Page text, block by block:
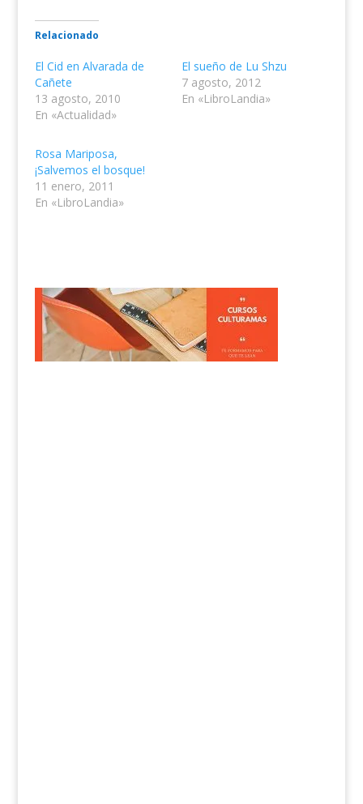
Relacionado
El Cid en Alvarada de
Cañete
13 agosto, 2010
En «Actualidad»
El sueño de Lu Shzu
7 agosto, 2012
En «LibroLandia»
Rosa Mariposa,
¡Salvemos el bosque!
11 enero, 2011
En «LibroLandia»